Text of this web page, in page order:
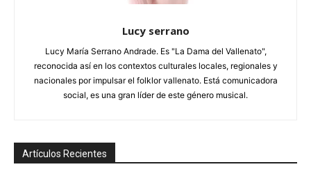
Lucy serrano
Lucy María Serrano Andrade. Es "La Dama del Vallenato",
reconocida así en los contextos culturales locales, regionales y
nacionales por impulsar el folklor vallenato. Está comunicadora
social, es una gran líder de este género musical.
Artículos Recientes